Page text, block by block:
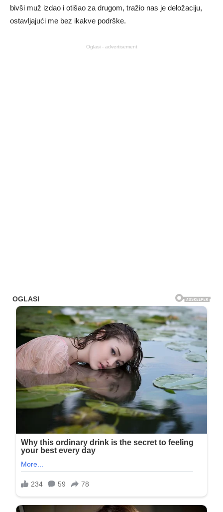
bivši muž izdao i otišao za drugom, tražio nas je deložaciju,
ostavljajući me bez ikakve podrške.
Oglasi - advertisement